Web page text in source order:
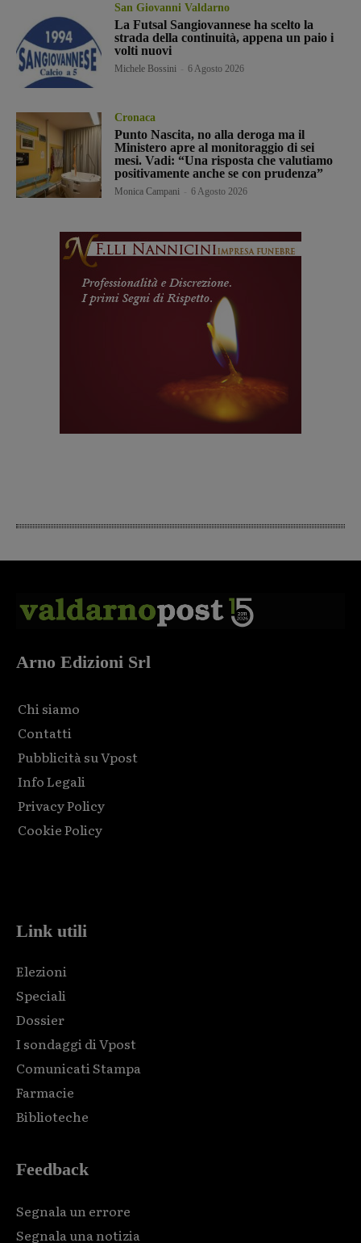
San Giovanni Valdarno
La Futsal Sangiovannese ha scelto la
strada della continuità, appena un paio i
volti nuovi
Michele Bossini 6 Agosto 2026
Cronaca
Punto Nascita, no alla deroga ma il
Ministero apre al monitoraggio di sei
mesi. Vadi: “Una risposta che valutiamo
positivamente anche se con prudenza”
Monica Campani 6 Agosto 2026
Arno Edizioni Srl
Chi siamo
Contatti
Pubblicità su Vpost
Info Legali
Privacy Policy
Cookie Policy
Link utili
Elezioni
Speciali
Dossier
I sondaggi di Vpost
Comunicati Stampa
Farmacie
Biblioteche
Feedback
Segnala un errore
Segnala una notizia